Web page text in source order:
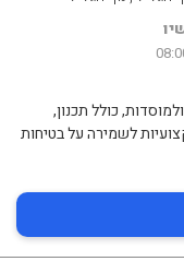
כולל תכנון,
לשמירה על בטיחות